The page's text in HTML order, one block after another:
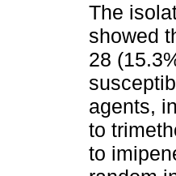
The
showed
28
agents,
to
to